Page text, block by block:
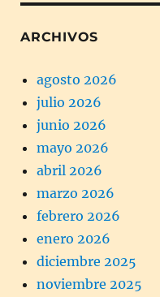
ARCHIVOS
agosto 2026
julio 2026
junio 2026
mayo 2026
abril 2026
marzo 2026
febrero 2026
enero 2026
diciembre 2025
noviembre 2025